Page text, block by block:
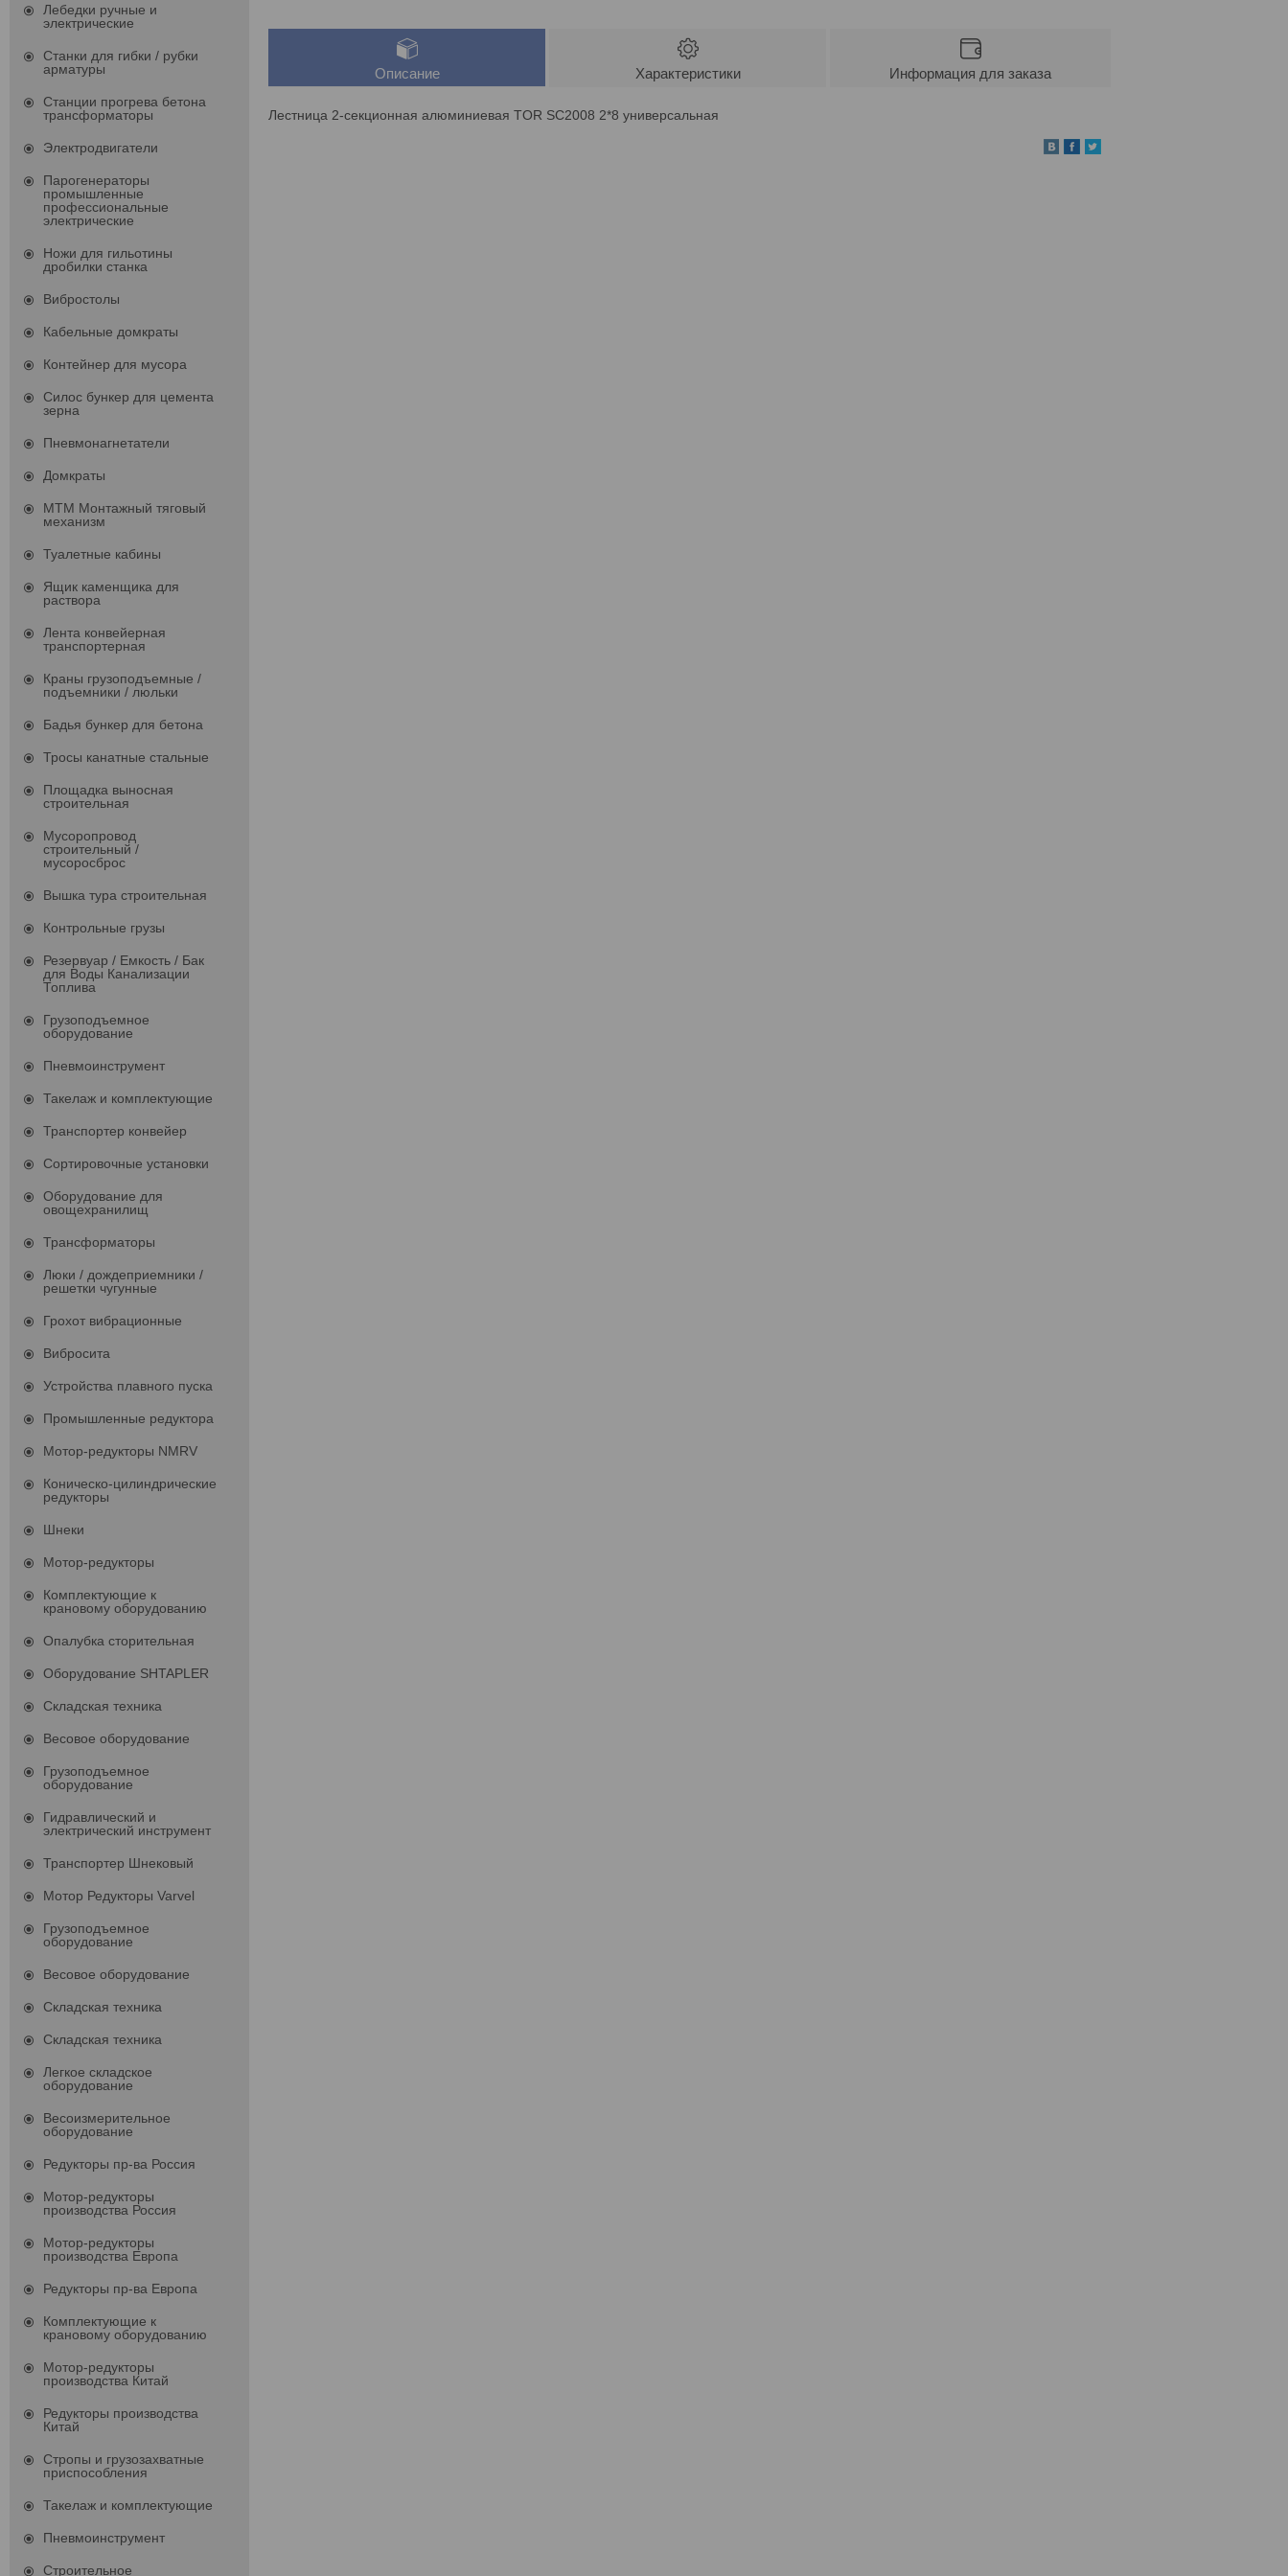
Описание Характеристики Информация для заказа
Лестница 2-секционная алюминиевая TOR SC2008 2*8 универсальная
Лебедки ручные и
электрические
Станки для гибки / рубки
арматуры
Станции прогрева бетона
трансформаторы
Электродвигатели
Парогенераторы
промышленные
профессиональные
электрические
Ножи для гильотины
дробилки станка
Вибростолы
Кабельные домкраты
Контейнер для мусора
Силос бункер для цемента
зерна
Пневмонагнетатели
Домкраты
МТМ Монтажный тяговый
механизм
Туалетные кабины
Ящик каменщика для
раствора
Лента конвейерная
транспортерная
Краны грузоподъемные /
подъемники / люльки
Бадья бункер для бетона
Тросы канатные стальные
Площадка выносная
строительная
Мусоропровод
строительный /
мусоросброс
Вышка тура строительная
Контрольные грузы
Резервуар / Емкость / Бак
для Воды Канализации
Топлива
Грузоподъемное
оборудование
Пневмоинструмент
Такелаж и комплектующие
Транспортер конвейер
Сортировочные установки
Оборудование для
овощехранилищ
Трансформаторы
Люки / дождеприемники /
решетки чугунные
Грохот вибрационные
Вибросита
Устройства плавного пуска
Промышленные редуктора
Мотор-редукторы NMRV
Коническо-цилиндрические
редукторы
Шнеки
Мотор-редукторы
Комплектующие к
крановому оборудованию
Опалубка сторительная
Оборудование SHTAPLER
Складская техника
Весовое оборудование
Грузоподъемное
оборудование
Гидравлический и
электрический инструмент
Транспортер Шнековый
Мотор Редукторы Varvel
Грузоподъемное
оборудование
Весовое оборудование
Складская техника
Складская техника
Легкое складское
оборудование
Весоизмерительное
оборудование
Редукторы пр-ва Россия
Мотор-редукторы
производства Россия
Мотор-редукторы
производства Европа
Редукторы пр-ва Европа
Комплектующие к
крановому оборудованию
Мотор-редукторы
производства Китай
Редукторы производства
Китай
Стропы и грузозахватные
приспособления
Такелаж и комплектующие
Пневмоинструмент
Строительное